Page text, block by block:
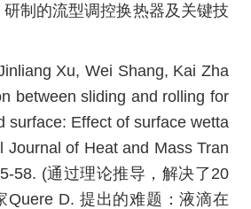
制的流型调控换热器及关键技
Xu, Wei Shang, Kai Zha
between sliding and rolling for
surface: Effect of surface wetta
Journal of Heat and Mass Tran
58. (通过理论推导，解决了20
Quere D. 提出的难题：液滴在